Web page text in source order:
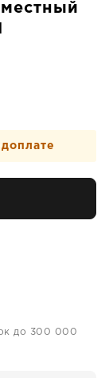
до 300 000